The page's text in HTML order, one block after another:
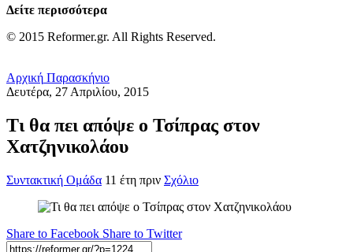
Δείτε περισσότερα
© 2015 Reformer.gr. All Rights Reserved.
Αρχική Παρασκήνιο
Δευτέρα, 27 Απριλίου, 2015
Τι θα πει απόψε ο Τσίπρας στον
Χατζηνικολάου
Συντακτική Ομάδα 11 έτη πριν Σχόλιο
Share to Facebook Share to Twitter